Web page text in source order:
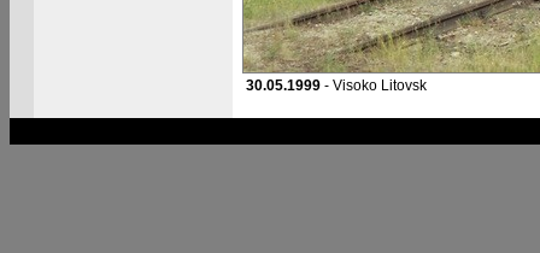
30.05.1999- Visoko Litovsk